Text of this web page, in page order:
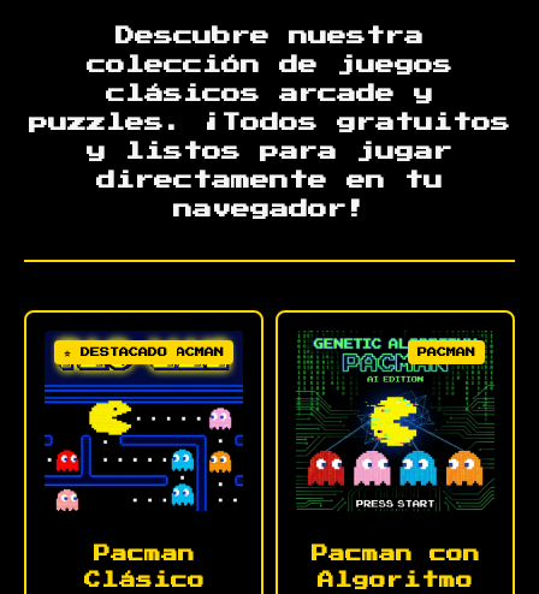
Descubre nuestra
colección de juegos
clásicos arcade y
puzzles. ¡Todos gratuitos
y listos para jugar
directamente en tu
navegador!
PACMAN
⭐ DESTACADO
Pacman
Clásico
PACMAN
Pacman con
Algoritmo